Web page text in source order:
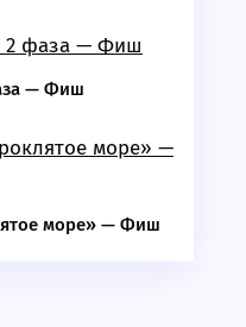
— Фиш
море» — Фиш